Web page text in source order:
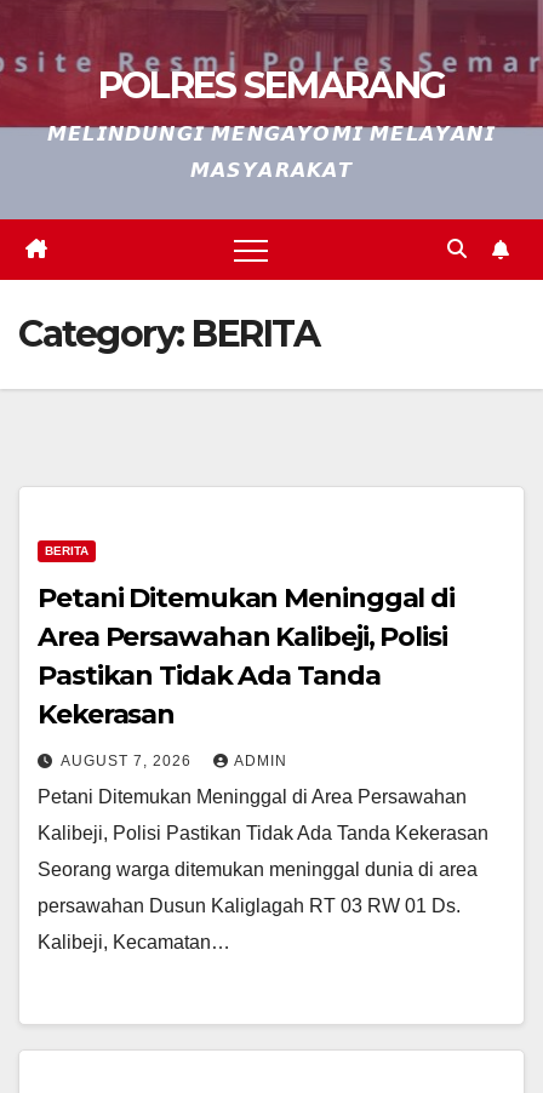
POLRES SEMARANG
𝙈𝙀𝙇𝙄𝙉𝘿𝙐𝙉𝙂𝙄 𝙈𝙀𝙉𝙂𝘼𝙔𝙊𝙈𝙄 𝙈𝙀𝙇𝘼𝙔𝘼𝙉𝙄
𝙈𝘼𝙎𝙔𝘼𝙍𝘼𝙆𝘼𝙏
Category: BERITA
BERITA
Petani Ditemukan Meninggal di
Area Persawahan Kalibeji, Polisi
Pastikan Tidak Ada Tanda
Kekerasan
AUGUST 7, 2026 ADMIN
Petani Ditemukan Meninggal di Area Persawahan
Kalibeji, Polisi Pastikan Tidak Ada Tanda Kekerasan
Seorang warga ditemukan meninggal dunia di area
persawahan Dusun Kaliglagah RT 03 RW 01 Ds.
Kalibeji, Kecamatan…